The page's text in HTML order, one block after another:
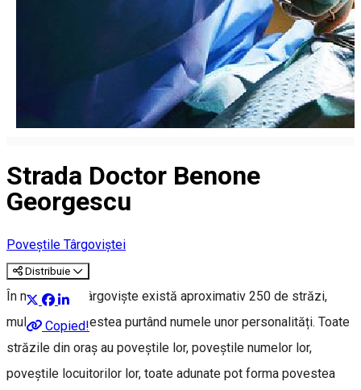
Strada Doctor Benone
Georgescu
Poveștile Târgoviștei
Distribuie
Copied!
În municipiul Târgoviște există aproximativ 250 de străzi,
multe dintre acestea purtând numele unor personalități. Toate
străzile din oraș au poveștile lor, poveștile numelor lor,
poveștile locuitorilor lor, toate adunate pot forma povestea